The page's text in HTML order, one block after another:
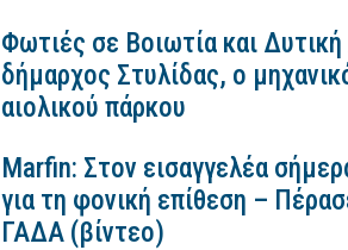
Φωτιές σε Βοιωτία και
δήμαρχος Στυλίδας, ο
αιολικού πάρκου
Marfin: Στον εισαγγελέα
για τη φονική επίθεση –
ΓΑΔΑ (βίντεο)